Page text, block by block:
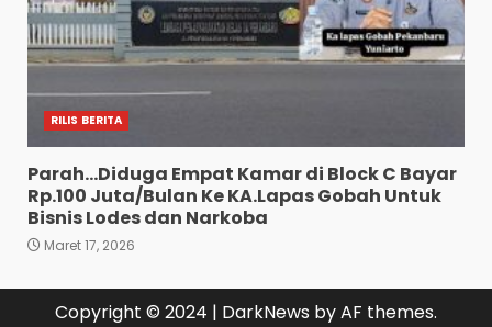
RILIS BERITA
Parah…Diduga Empat Kamar di Block C Bayar
Rp.100 Juta/Bulan Ke KA.Lapas Gobah Untuk
Bisnis Lodes dan Narkoba
Maret 17, 2026
Copyright © 2024 | DarkNews by AF themes.